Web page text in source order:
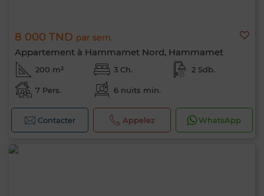
8 000 TND par sem.
Appartement à Hammamet Nord, Hammamet
200 m² 3 Ch. 2 Sdb.
7 Pers. 6 nuits min.
Contacter Appelez WhatsApp